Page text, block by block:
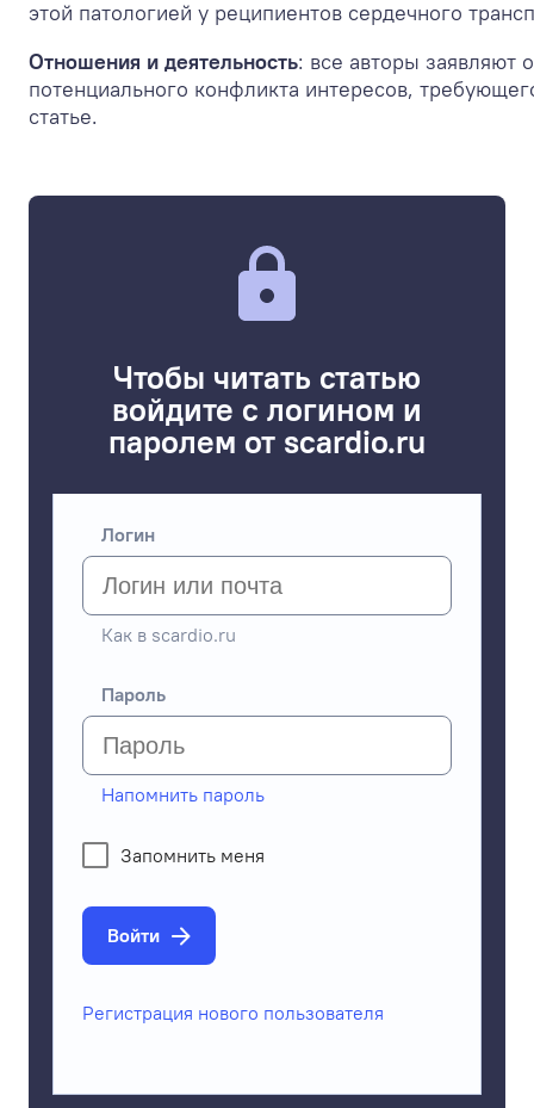
этой патологией у реципиентов сердечного
Отношения и деятельность: все авторы заявляют
потенциального конфликта интересов,
статье.
Чтобы читать статью
войдите с логином и
паролем от scardio.ru
Логин
Как в scardio.ru
Пароль
Напомнить пароль
Запомнить меня
Войти
Регистрация нового пользователя